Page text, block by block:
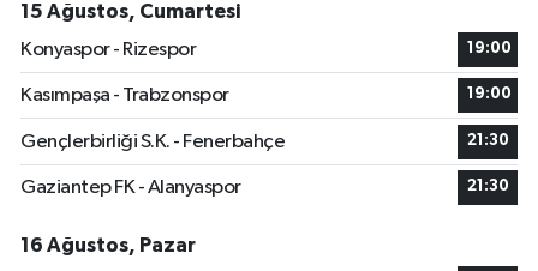
15 Ağustos, Cumartesi
Konyaspor - Rizespor
19:00
Kasımpaşa - Trabzonspor 19:00
Gençlerbirliği S.K. - Fenerbahçe 21:30
Gaziantep FK - Alanyaspor 21:30
16 Ağustos, Pazar